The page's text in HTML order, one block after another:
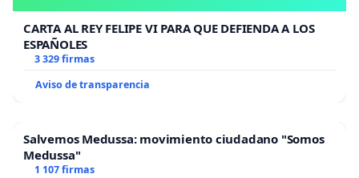
CARTA AL REY FELIPE VI PARA QUE DEFIENDA A LOS
ESPAÑOLES
3 329 firmas
Aviso de transparencia
Salvemos Medussa: movimiento ciudadano "Somos
Medussa"
1 107 firmas